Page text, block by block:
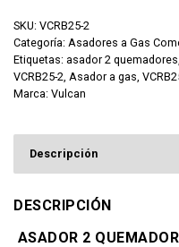
SKU: VCRB25-2
Categoría: Asadores a Gas
Etiquetas: asador 2 quemadores
VCRB25-2 Asador a gas
Marca: Vulcan
Descripción
DESCRIPCIÓN
ASADOR 2